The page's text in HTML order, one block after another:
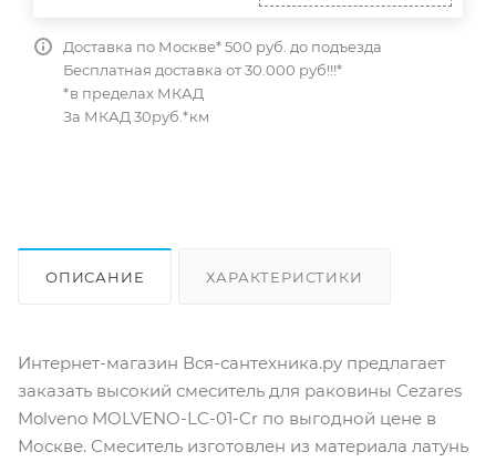
Доставка по Москве* 500 руб. до подъезда
Бесплатная доставка от 30.000 руб!!!*
*в пределах МКАД
За МКАД 30руб.*км
ОПИСАНИЕ ХАРАКТЕРИСТИКИ
Интернет-магазин Вся-сантехника.ру предлагает
заказать высокий смеситель для раковины Cezares
Molveno MOLVENO-LC-01-Cr по выгодной цене в
Москве. Смеситель изготовлен из материала латунь